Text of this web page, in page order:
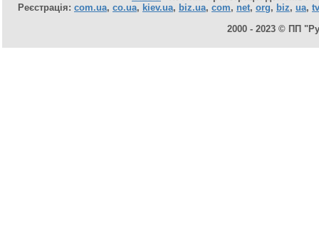
Реєстрація: com.ua, co.ua, kiev.ua, biz.ua, com, net, org, biz, ua, tv
2000 - 2023 © ПП